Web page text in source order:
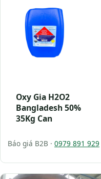
Oxy Gia H2O2
Bangladesh 50%
35Kg Can
Báo giá B2B · 0979 891 929